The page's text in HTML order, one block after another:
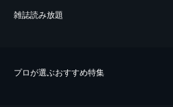
雑誌読み放題
プロが選ぶおすすめ特集